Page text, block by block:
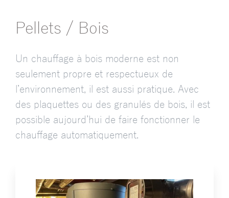
Pellets / Bois
Un chauffage à bois moderne est non
seulement propre et respectueux de
l’environnement, il est aussi pratique. Avec
des plaquettes ou des granulés de bois, il est
possible aujourd’hui de faire fonctionner le
chauffage automatiquement.